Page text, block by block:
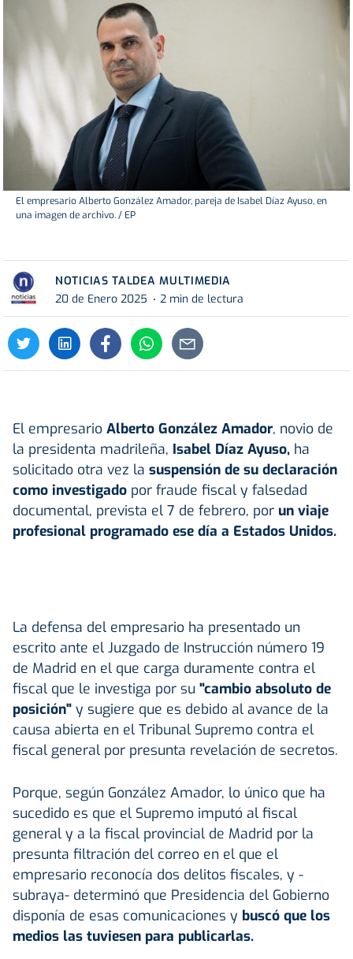
El empresario Alberto González Amador, pareja de Isabel Díaz Ayuso, en
una imagen de archivo. / EP
NOTICIAS TALDEA MULTIMEDIA
20 de Enero 2025
2 min de lectura
El empresario Alberto González Amador, novio de
la presidenta madrileña, Isabel Díaz Ayuso, ha
solicitado otra vez la suspensión de su declaración
como investigado por fraude fiscal y falsedad
documental, prevista el 7 de febrero, por un viaje
profesional programado ese día a Estados Unidos.
La defensa del empresario ha presentado un
escrito ante el Juzgado de Instrucción número 19
de Madrid en el que carga duramente contra el
fiscal que le investiga por su "cambio absoluto de
posición" y sugiere que es debido al avance de la
causa abierta en el Tribunal Supremo contra el
fiscal general por presunta revelación de secretos.
Porque, según González Amador, lo único que ha
sucedido es que el Supremo imputó al fiscal
general y a la fiscal provincial de Madrid por la
presunta filtración del correo en el que el
empresario reconocía dos delitos fiscales, y -
subraya- determinó que Presidencia del Gobierno
disponía de esas comunicaciones y buscó que los
medios las tuviesen para publicarlas.